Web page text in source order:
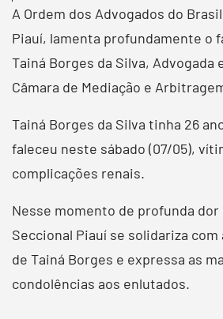
A Ordem dos Advogados do
Piauí, lamenta profundamente o
Tainá Borges da Silva, Advogada
Câmara de Mediação e
Tainá Borges da Silva tinha 26
faleceu neste sábado (07/05),
complicações renais.
Nesse momento de profunda dor
Seccional Piauí se solidariza com
de Tainá Borges e expressa as
condolências aos enlutados.